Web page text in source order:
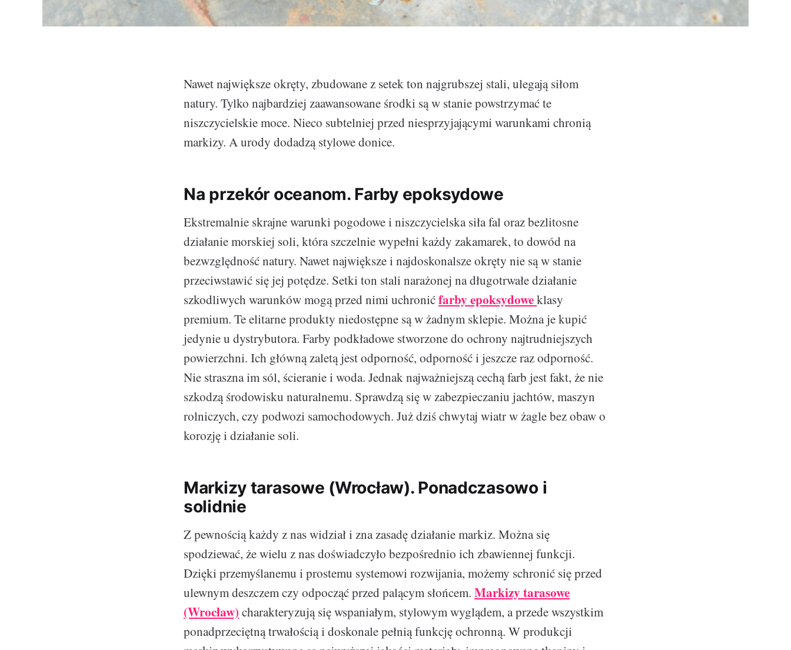
Nawet największe okręty, zbudowane z setek ton najgrubszej stali, ulegają siłom
natury. Tylko najbardziej zaawansowane środki są w stanie powstrzymać te
niszczycielskie moce. Nieco subtelniej przed niesprzyjającymi warunkami chronią
markizy. A urody dodadzą stylowe donice.
Na przekór oceanom. Farby epoksydowe
Ekstremalnie skrajne warunki pogodowe i niszczycielska siła fal oraz bezlitosne
działanie morskiej soli, która szczelnie wypełni każdy zakamarek, to dowód na
bezwzględność natury. Nawet największe i najdoskonalsze okręty nie są w stanie
przeciwstawić się jej potędze. Setki ton stali narażonej na długotrwałe działanie
szkodliwych warunków mogą przed nimi uchronićfarby epoksydoweklasy
premium. Te elitarne produkty niedostępne są w żadnym sklepie. Można je kupić
jedynie u dystrybutora. Farby podkładowe stworzone do ochrony najtrudniejszych
powierzchni. Ich główną zaletą jest odporność, odporność i jeszcze raz odporność.
Nie straszna im sól, ścieranie i woda. Jednak najważniejszą cechą farb jest fakt, że nie
szkodzą środowisku naturalnemu. Sprawdzą się w zabezpieczaniu jachtów, maszyn
rolniczych, czy podwozi samochodowych. Już dziś chwytaj wiatr w żagle bez obaw o
korozję i działanie soli.
Markizy tarasowe (Wrocław). Ponadczasowo i
solidnie
Z pewnością każdy z nas widział i zna zasadę działanie markiz. Można się
spodziewać, że wielu z nas doświadczyło bezpośrednio ich zbawiennej funkcji.
Dzięki przemyślanemu i prostemu systemowi rozwijania, możemy schronić się przed
ulewnym deszczem czy odpocząć przed palącym słońcem. Markizy tarasowe
(Wrocław) charakteryzują się wspaniałym, stylowym wyglądem, a przede wszystkim
ponadprzeciętną trwałością i doskonale pełnią funkcję ochronną. W produkcji